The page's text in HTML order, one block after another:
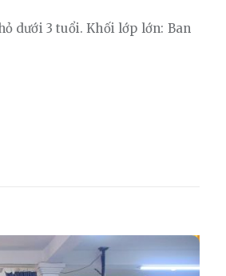
dưới 3 tuổi. Khối lớp lớn: Ban